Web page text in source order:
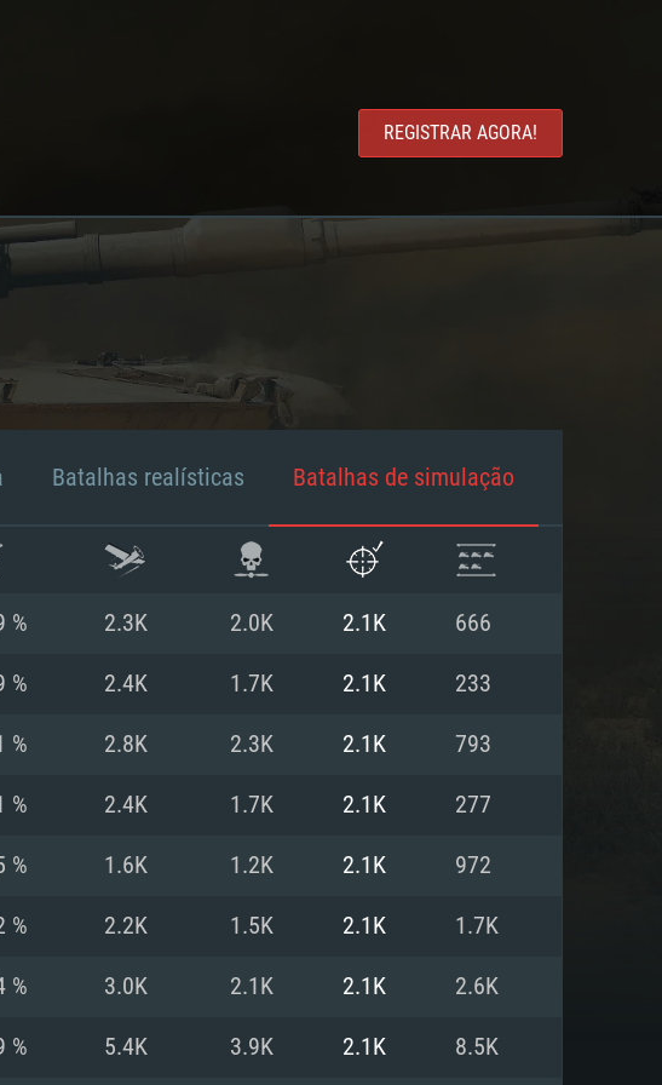
REGISTRAR AGORA!
Batalhas realísticas Batalhas de simulação
% 2.3K 2.0K 2.1K 666
% 2.4K 1.7K 2.1K 233
% 2.8K 2.3K 2.1K 793
% 2.4K 1.7K 2.1K 277
% 1.6K 1.2K 2.1K 972
% 2.2K 1.5K 2.1K 1.7K
% 3.0K 2.1K 2.1K 2.6K
% 5.4K 3.9K 2.1K 8.5K